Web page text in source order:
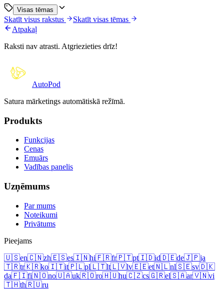
Visas tēmas
Skatīt visus rakstus
Skatīt visas tēmas
Atpakaļ
Raksti nav atrasti. Atgriezieties drīz!
AutoPod
Satura mārketings automātiskā režīmā.
Produkts
Funkcijas
Cenas
Emuārs
Vadības panelis
Uzņēmums
Par mums
Noteikumi
Privātums
Pieejams
🇺🇸en🇨🇳zh🇪🇸es🇮🇳hi🇫🇷fr🇵🇹pt🇮🇩id🇩🇪de🇯🇵ja
🇹🇷tr🇰🇷ko🇮🇹it🇵🇱pl🇱🇹lt🇱🇻lv🇪🇪et🇳🇱nl🇸🇪sv🇩🇰
da🇫🇮fi🇳🇴no🇺🇦uk🇷🇴ro🇭🇺hu🇨🇿cs🇬🇷el🇸🇦ar🇻🇳vi
🇹🇭th🇷🇺ru